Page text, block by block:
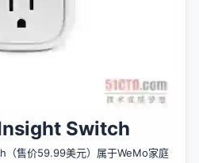
Switch
售价59.99美元）属于WeMo家庭